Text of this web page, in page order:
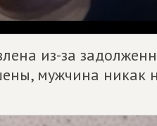
из-за
мужчина никак